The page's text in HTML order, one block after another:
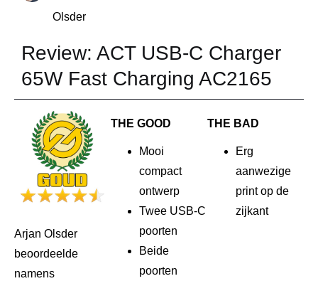
Olsder
Review: ACT USB-C Charger
65W Fast Charging AC2165
Arjan Olsder
beoordeelde
namens
THE GOOD
Mooi
compact
ontwerp
Twee USB-C
poorten
Beide
poorten
THE BAD
Erg
aanwezige
print op de
zijkant